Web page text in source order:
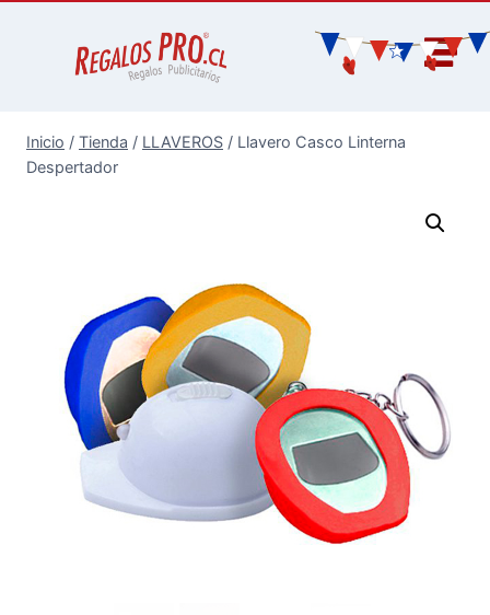
Inicio / Tienda / LLAVEROS / Llavero Casco Linterna
Despertador